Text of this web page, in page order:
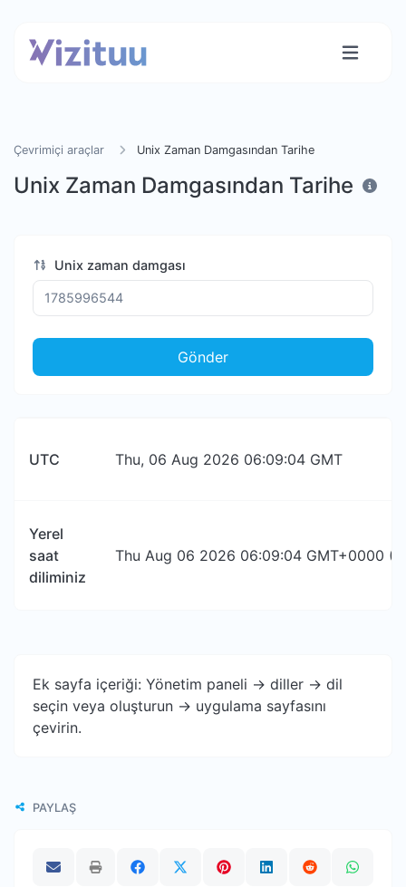
Çevrimiçi araçlar Unix Zaman Damgasından Tarihe
Unix Zaman Damgasından Tarihe
Unix zaman damgası
Gönder
UTC Thu, 06 Aug 2026 06:09:04 GMT
Yerel
saat
diliminiz
Thu Aug 06 2026 06:09:04 GMT+0000
Ek sayfa içeriği: Yönetim paneli -> diller -> dil
seçin veya oluşturun -> uygulama sayfasını
çevirin.
PAYLAŞ